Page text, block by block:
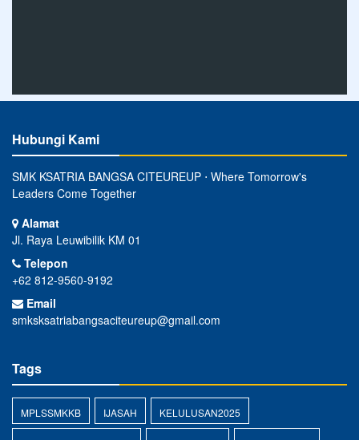
Hubungi Kami
SMK KSATRIA BANGSA CITEUREUP ⋅ Where Tomorrow's
Leaders Come Together
Alamat
Jl. Raya Leuwibilik KM 01
Telepon
+62 812-9560-9192
Email
smksksatriabangsaciteureup@gmail.com
Tags
MPLSSMKKB IJASAH KELULUSAN2025